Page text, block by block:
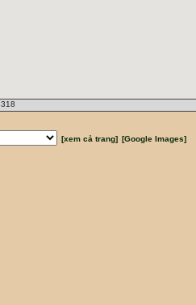
[xem cả trang] [Google Images]